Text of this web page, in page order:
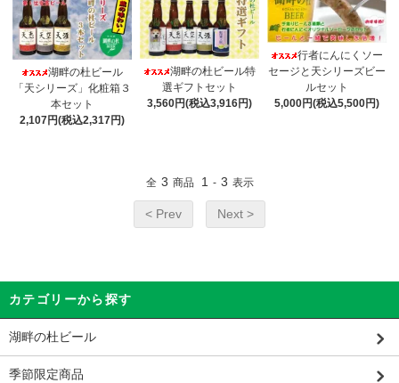
湖畔の杜ビール
「天シリーズ」化粧箱３
本セット
2,107円(税込2,317円)
湖畔の杜ビール特
選ギフトセット
3,560円(税込3,916円)
行者にんにくソー
セージと天シリーズビー
ルセット
5,000円(税込5,500円)
全 3 商品 1 - 3 表示
< Prev Next >
カテゴリーから探す
湖畔の杜ビール
季節限定商品